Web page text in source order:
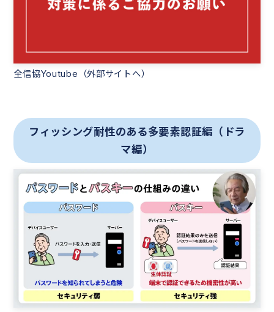
全信協Youtube（外部サイトへ）
フィッシング耐性のある多要素認証編（ドラ
マ編）